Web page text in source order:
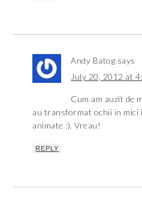
Andy Batog says
July 20, 2012 at
Cum am auzit de
au transformat ochii in mici
animate :). Vreau!
REPLY